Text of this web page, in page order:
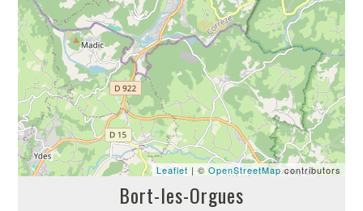
Leaflet| ©OpenStreetMapcontributors
Bort-les-Orgues